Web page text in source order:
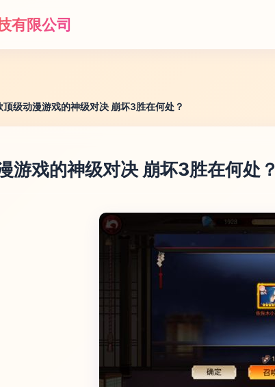
有限公司
顶级动漫游戏的神级对决 崩坏3胜在何处？
游戏的神级对决 崩坏3胜在何处？